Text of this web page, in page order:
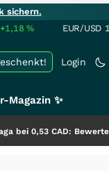
sichern.
+1,18% EUR/USD
Login
Magazin ✨
CAD: Bewertet der